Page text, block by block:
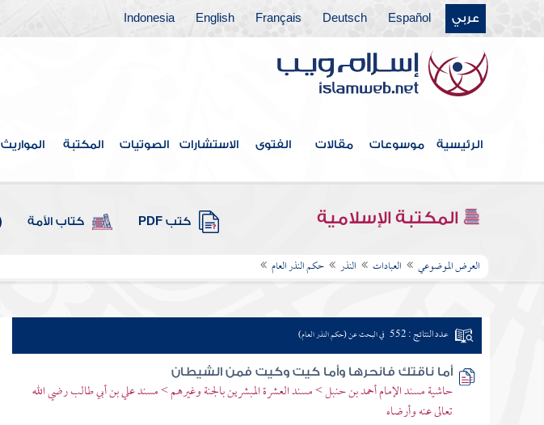
عربي Español
Deutsch
Français
English
Indonesia
الرئيسية موسوعات مقالات الفتوى الاستشارات الصوتيات المكتبة المواريث
المكتبة الإسلامية كتب PDF كتاب الأمة
العرض الموضوعي العبادات النذر حكم النذر العام
عدد النتائج : 552 في البحث عن (حكم النذر العام)
أما ناقتك فانحرها وأما كيت وكيت فمن الشيطان
حاشية مسند الإمام أحمد بن حنبل > مسند العشرة المبشرين بالجنة وغيرهم > مسند علي بن أبي طالب رضي الله
تعالى عنه وأرضاه